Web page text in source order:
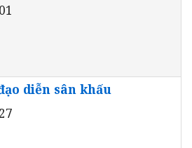
diễn sân khấu